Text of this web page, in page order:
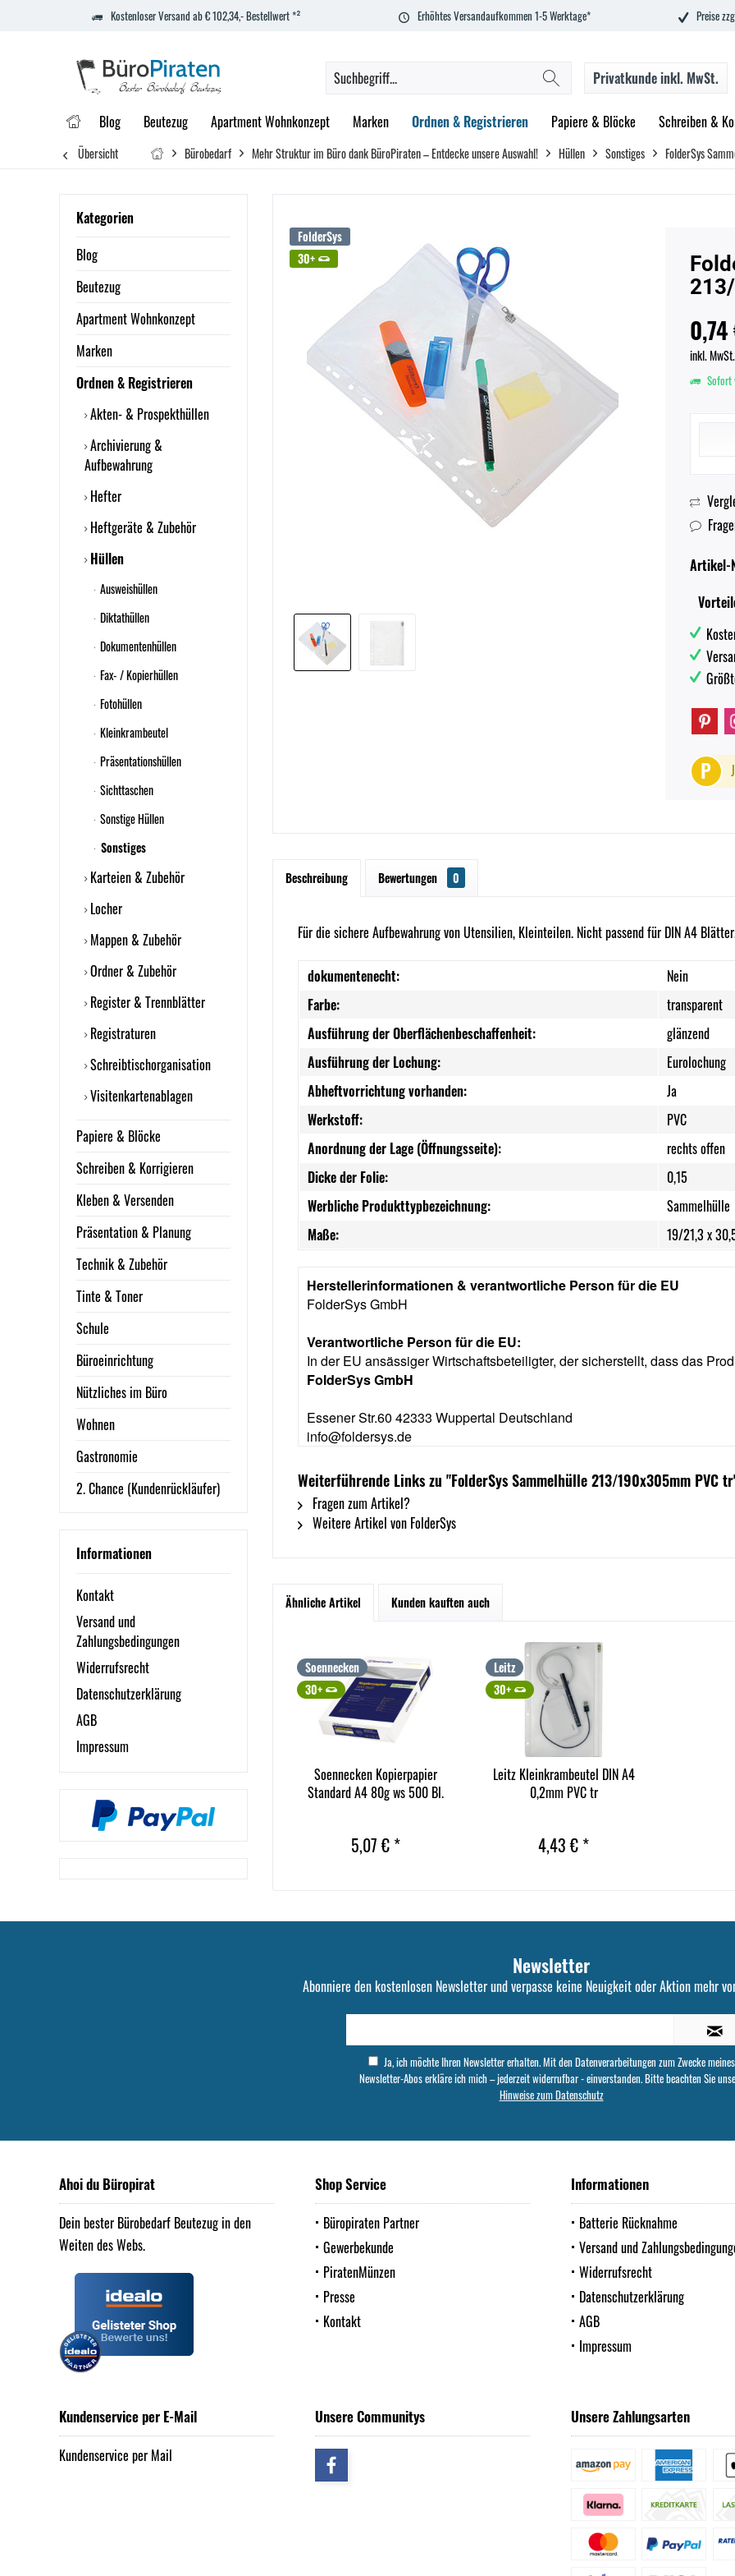
Kostenloser Versand ab € 102,34,- Bestellwert *² Erhöhtes Versandaufkommen 1-5 Werktage* Preise
Privatkundeinkl. MwSt.
Blog Beutezug Apartment Wohnkonzept Marken Ordnen & Registrieren Papiere & Blöcke Schreiben &
Übersicht Bürobedarf Mehr Struktur im Büro dank BüroPiraten – Entdecke unsere Auswahl! Hüllen Sonstiges FolderSys
Kategorien
Blog
Beutezug
Apartment Wohnkonzept
Marken
Ordnen & Registrieren
Akten- & Prospekthüllen
Archivierung &
Aufbewahrung
Hefter
Heftgeräte & Zubehör
Hüllen
Ausweishüllen
Diktathüllen
Dokumentenhüllen
Fax- / Kopierhüllen
Fotohüllen
Kleinkrambeutel
Präsentationshüllen
Sichttaschen
Sonstige Hüllen
Sonstiges
Karteien & Zubehör
Locher
Mappen & Zubehör
Ordner & Zubehör
Register & Trennblätter
Registraturen
Schreibtischorganisation
Visitenkartenablagen
Papiere & Blöcke
Schreiben & Korrigieren
Kleben & Versenden
Präsentation & Planung
Technik & Zubehör
Tinte & Toner
Schule
Büroeinrichtung
Nützliches im Büro
Wohnen
Gastronomie
2. Chance (Kundenrückläufer)
Informationen
Kontakt
Versand und
Zahlungsbedingungen
Widerrufsrecht
Datenschutzerklärung
AGB
Impressum
FolderSys
30+
inkl.
Sofort
Artikel-
P
Beschreibung Bewertungen 0
Für die sichere Aufbewahrung von Utensilien, Kleinteilen. Nicht passend für DIN A4
dokumentenecht:
Nein
Farbe:
transparent
Ausführung der Oberflächenbeschaffenheit:
glänzend
Ausführung der Lochung:
Eurolochung
Abheftvorrichtung vorhanden:
Ja
Werkstoff:
PVC
Anordnung der Lage (Öffnungsseite):
rechts offen
Dicke der Folie:
0,15
Werbliche Produkttypbezeichnung:
Sammelhülle
Maße:
19/21,3 x
Herstellerinformationen & verantwortliche Person für die EU
FolderSys GmbH
Verantwortliche Person für die EU:
In der EU ansässiger Wirtschaftsbeteiligter, der sicherstellt, dass das
FolderSys GmbH
Essener Str.60 42333 Wuppertal Deutschland
info@foldersys.de
Weiterführende Links zu "FolderSys Sammelhülle 213/190x305mm PVC
Fragen zum Artikel?
Weitere Artikel von FolderSys
Ähnliche Artikel Kunden kauften auch
Soennecken
30+
Soennecken Kopierpapier
Standard A4 80g ws 500 Bl.
5,07 € *
Leitz
30+
Leitz Kleinkrambeutel DIN A4
0,2mm PVC tr
4,43 € *
Newsletter
Abonniere den kostenlosen Newsletter und verpasse keine Neuigkeit oder Aktion mehr
Ja, ich möchte Ihren Newsletter erhalten. Mit den Datenverarbeitungen zum Zwecke meines
Newsletter-Abos erkläre ich mich – jederzeit widerrufbar - einverstanden. Bitte beachten Sie
Hinweise zum Datenschutz
Ahoi du Büropirat
Dein bester Bürobedarf Beutezug in den
Weiten des Webs.
Shop Service
Büropiraten Partner
Gewerbekunde
PiratenMünzen
Presse
Kontakt
Informationen
Batterie Rücknahme
Versand und
Widerrufsrecht
Datenschutzerklärung
AGB
Impressum
Kundenservice per E-Mail
Kundenservice per Mail
Unsere Communitys Unsere Zahlungsarten